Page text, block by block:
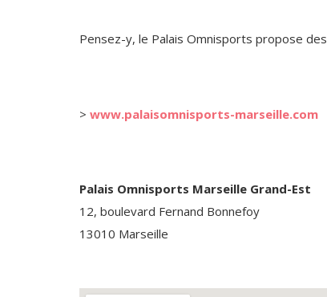
Pensez-y, le Palais Omnisports propose
> www.palaisomnisports-marseille.com
Palais Omnisports Marseille Grand-Est
12, boulevard Fernand Bonnefoy
13010 Marseille